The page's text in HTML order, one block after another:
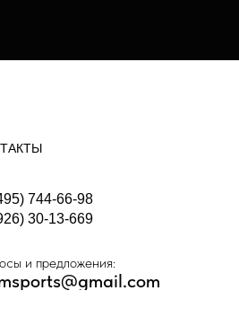
744-66-98
30-13-669
и предложения: